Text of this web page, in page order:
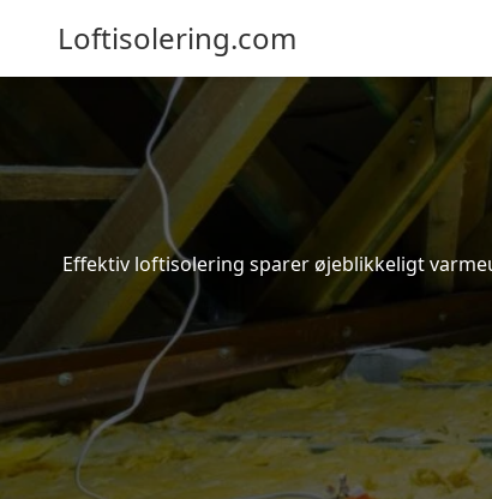
Loftisolering.com
Effektiv loftisolering sparer øjeblikkeligt